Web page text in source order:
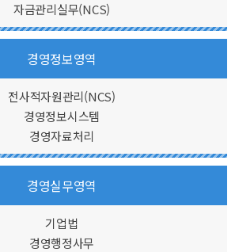
자금관리실무(NCS)
경영정보영역
전사적자원관리(NCS)
경영정보시스템
경영자료처리
경영실무영역
기업법
경영행정사무